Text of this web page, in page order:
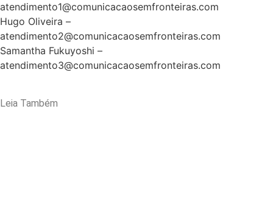
atendimento1@comunicacaosemfronteiras.com
Hugo Oliveira –
atendimento2@comunicacaosemfronteiras.com
Samantha Fukuyoshi –
atendimento3@comunicacaosemfronteiras.com
Leia Também